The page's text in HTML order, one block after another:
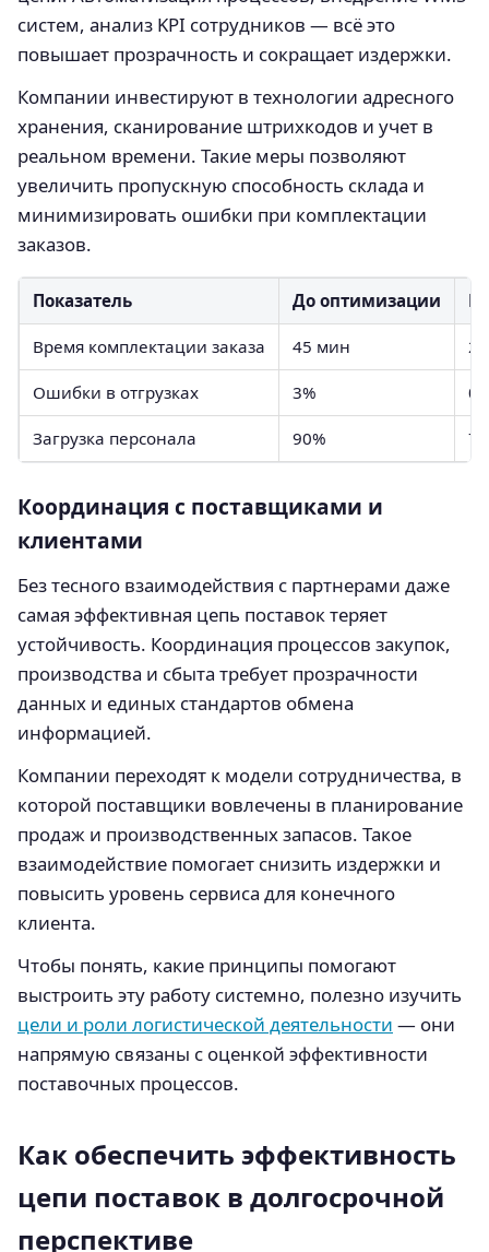
систем, анализ KPI сотрудников — всё это
повышает прозрачность и сокращает издержки.
Компании инвестируют в технологии адресного
хранения, сканирование штрихкодов и учет в
реальном времени. Такие меры позволяют
увеличить пропускную способность склада и
минимизировать ошибки при комплектации
заказов.
Показатель До оптимизации
Время комплектации заказа 45 мин
Ошибки в отгрузках 3%
Загрузка персонала 90%
Координация с поставщиками и
клиентами
Без тесного взаимодействия с партнерами даже
самая эффективная цепь поставок теряет
устойчивость. Координация процессов закупок,
производства и сбыта требует прозрачности
данных и единых стандартов обмена
информацией.
Компании переходят к модели сотрудничества, в
которой поставщики вовлечены в планирование
продаж и производственных запасов. Такое
взаимодействие помогает снизить издержки и
повысить уровень сервиса для конечного
клиента.
Чтобы понять, какие принципы помогают
выстроить эту работу системно, полезно изучить
цели и роли логистической деятельности — они
напрямую связаны с оценкой эффективности
поставочных процессов.
Как обеспечить эффективность
цепи поставок в долгосрочной
перспективе